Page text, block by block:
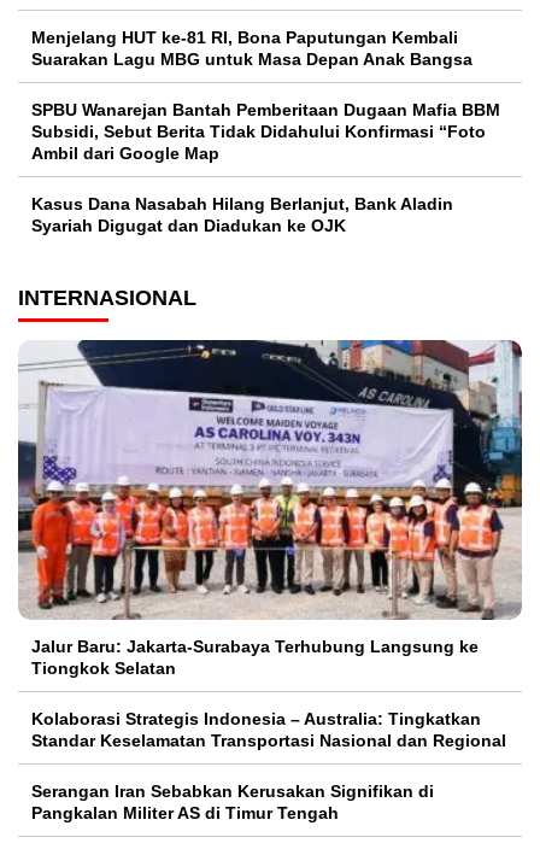
Menjelang HUT ke-81 RI, Bona Paputungan Kembali
Suarakan Lagu MBG untuk Masa Depan Anak Bangsa
SPBU Wanarejan Bantah Pemberitaan Dugaan Mafia BBM
Subsidi, Sebut Berita Tidak Didahului Konfirmasi “Foto
Ambil dari Google Map
Kasus Dana Nasabah Hilang Berlanjut, Bank Aladin
Syariah Digugat dan Diadukan ke OJK
INTERNASIONAL
Jalur Baru: Jakarta-Surabaya Terhubung Langsung ke
Tiongkok Selatan
Kolaborasi Strategis Indonesia – Australia: Tingkatkan
Standar Keselamatan Transportasi Nasional dan Regional
Serangan Iran Sebabkan Kerusakan Signifikan di
Pangkalan Militer AS di Timur Tengah